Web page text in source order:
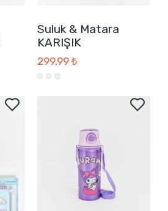
Suluk & Matara
KARIŞIK
299,99 ₺